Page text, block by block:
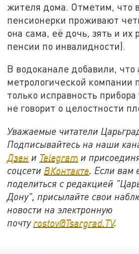
жителя дома. Отметим, что
пенсионерки проживают
она сама, её дочь, зять и их
пенсии по инвалидности).
В водоканале добавили, что
метрологической компании
только исправность
не говорит о целостности
Уважаемые читатели
Подписывайтесь на наши
Дзен и Telegram и
соцсети ВКонтакте. Если вам
поделиться с редакцией
Дону", присылайте свои
новости на электронную
почту rostov@Tsargrad.ТV.